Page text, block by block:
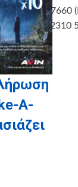
210 9637660
2310
A-